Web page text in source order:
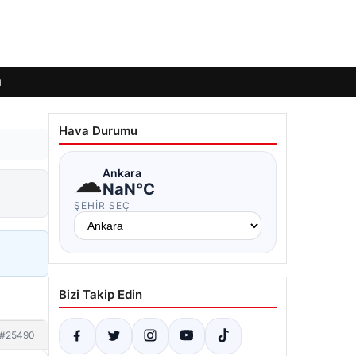
#25490
Hava Durumu
☁Ankara
NaN°C
ŞEHIR SEÇ
Bizi Takip Edin